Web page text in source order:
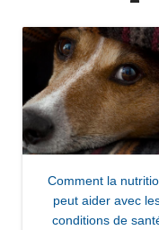
Comment la
peut aider avec
conditions de